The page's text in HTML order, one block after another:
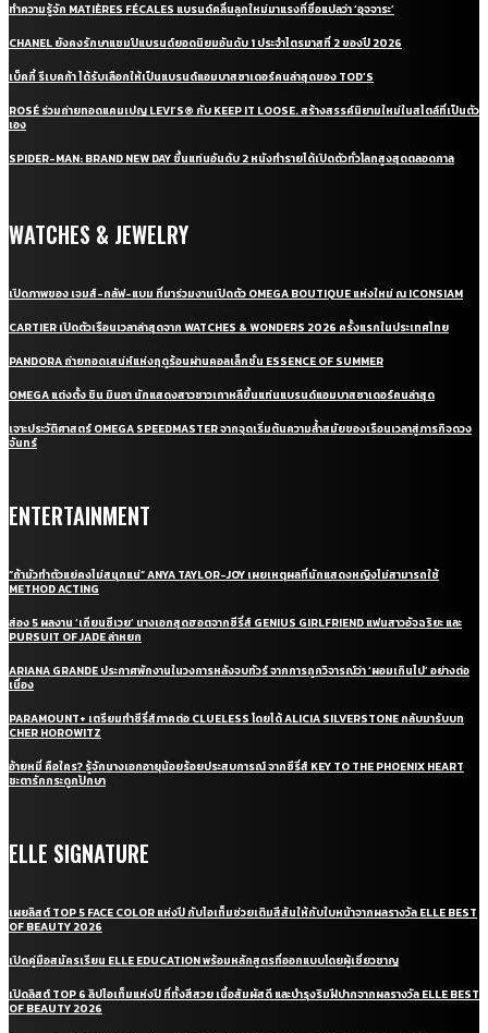
ทำความรู้จัก MATIÈRES FÉCALES แบรนด์คลื่นลูกใหม่มาแรงที่ชื่อแปลว่า ‘อุจจาระ’
CHANEL ยังคงรักษาแชมป์แบรนด์ยอดนิยมอันดับ 1 ประจำไตรมาสที่ 2 ของปี 2026
เบ็คกี้ รีเบคก้า ได้รับเลือกให้เป็นแบรนด์แอมบาสซาเดอร์คนล่าสุดของ TOD’S
ROSÉ ร่วมถ่ายทอดแคมเปญ LEVI’S® กับ KEEP IT LOOSE. สร้างสรรค์นิยามใหม่ในสไตล์ที่เป็นตัว
เอง
SPIDER-MAN: BRAND NEW DAY ขึ้นแท่นอันดับ 2 หนังทำรายได้เปิดตัวทั่วโลกสูงสุดตลอดกาล
WATCHES & JEWELRY
เปิดภาพของ เจมส์-กลัฟ-แบม ที่มาร่วมงานเปิดตัว OMEGA BOUTIQUE แห่งใหม่ ณ ICONSIAM
CARTIER เปิดตัวเรือนเวลาล่าสุดจาก WATCHES & WONDERS 2026 ครั้งแรกในประเทศไทย
PANDORA ถ่ายทอดเสน่ห์แห่งฤดูร้อนผ่านคอลเล็กชั่น ESSENCE OF SUMMER
OMEGA แต่งตั้ง ชิน มินอา นักแสดงสาวชาวเกาหลีขึ้นแท่นแบรนด์แอมบาสซาเดอร์คนล่าสุด
เจาะประวัติศาสตร์ OMEGA SPEEDMASTER จากจุดเริ่มต้นความล้ำสมัยของเรือนเวลาสู่ภารกิจดวง
จันทร์
ENTERTAINMENT
“ถ้ามัวทำตัวแย่คงไม่สนุกแน่” ANYA TAYLOR-JOY เผยเหตุผลที่นักแสดงหญิงไม่สามารถใช้
METHOD ACTING
ส่อง 5 ผลงาน ‘เถียนซีเวย’ นางเอกสุดฮอตจากซีรี่ส์ GENIUS GIRLFRIEND แฟนสาวอัจฉริยะ และ
PURSUIT OF JADE ล่าหยก
ARIANA GRANDE ประกาศพักงานในวงการหลังจบทัวร์ จากการถูกวิจารณ์ว่า ‘ผอมเกินไป’ อย่างต่อ
เนื่อง
PARAMOUNT+ เตรียมทำซีรี่ส์ภาคต่อ CLUELESS โดยได้ ALICIA SILVERSTONE กลับมารับบท
CHER HOROWITZ
อ้ายหมี่ คือใคร? รู้จักนางเอกอายุน้อยร้อยประสบการณ์ จากซีรี่ส์ KEY TO THE PHOENIX HEART
ชะตารักกระดูกปักษา
ELLE SIGNATURE
เผยลิสต์ TOP 5 FACE COLOR แห่งปี กับไอเท็มช่วยเติมสีสันให้กับใบหน้าจากผลรางวัล ELLE BEST
OF BEAUTY 2026
เปิดคู่มือสมัครเรียน ELLE EDUCATION พร้อมหลักสูตรที่ออกแบบโดยผู้เชี่ยวชาญ
เปิดลิสต์ TOP 6 ลิปไอเท็มแห่งปี ที่ทั้งสีสวย เนื้อสัมผัสดี และบำรุงริมฝีปากจากผลรางวัล ELLE BEST
OF BEAUTY 2026